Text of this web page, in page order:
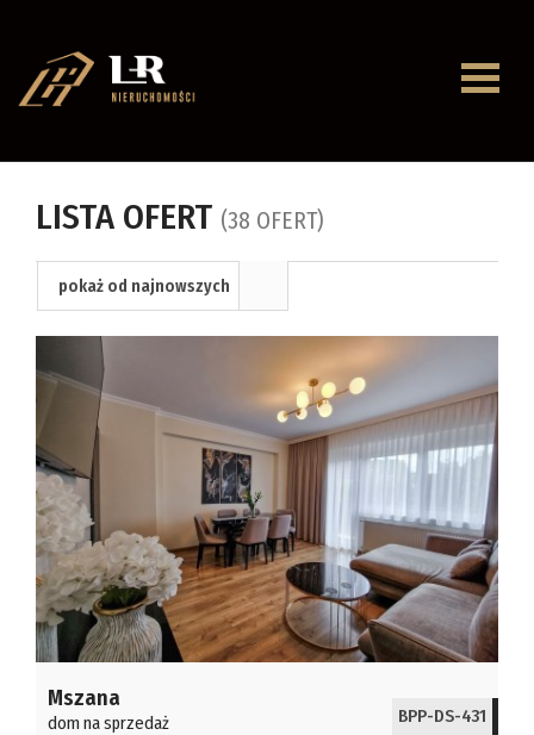
Oferty
Domy
Dzialki
Lokale
Hale
Obiekty
LISTA OFERT (38 OFERT)
pokaż od najnowszych
Mszana
dom na sprzedaż BPP-DS-431